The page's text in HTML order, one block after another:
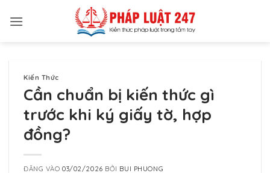
qua
Kiến Thức
Cần chuẩn bị kiến thức gì
trước khi ký giấy tờ, hợp
đồng?
ĐĂNG VÀO03/02/2026 BỞI BUI PHUONG